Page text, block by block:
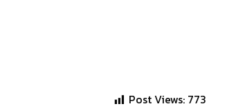
Post Views: 773